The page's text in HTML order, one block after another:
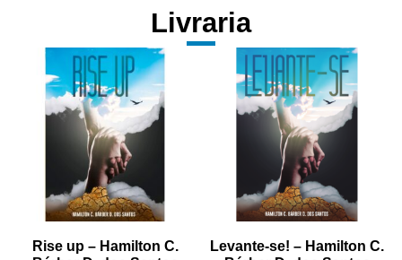
Livraria
Rise up – Hamilton C.
Levante-se! – Hamilton C.